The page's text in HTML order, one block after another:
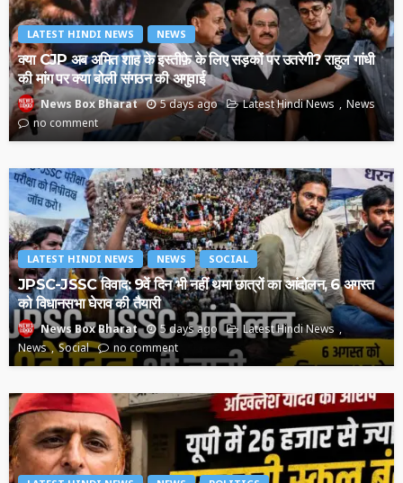
LATEST HINDI NEWS NEWS
क्या CJP अब अमित शाह के इस्तीफ़े के लिए सड़कों पर उतरेगी? राहुल गांधी
की मांग पर क्या बोली संगठन की अगुवाई
News Box Bharat 5 days ago Latest Hindi News
News
no comment
LATEST HINDI NEWS NEWS SOCIAL
JPSC-JSSC विवाद: 9वें दिन भी नहीं थमा छात्रों का आंदोलन, 6 अगस्त
को विधानसभा घेराव की तैयारी
News Box Bharat 5 days ago
Latest Hindi News
News
Social no comment